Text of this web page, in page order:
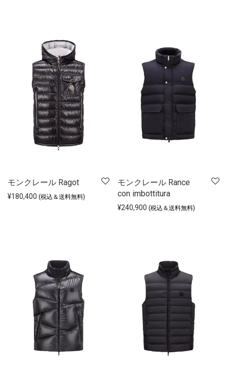
モンクレール Ragot
¥180,400 (税込＆送料無料)
モンクレール Rance
con imbottitura
¥240,900 (税込＆送料無料)